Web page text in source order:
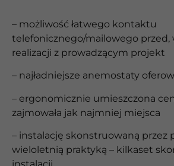
– możliwość łatwego kontaktu
telefonicznego/mailowego przed,
realizacji z prowadzącym projekt
– najładniejsze anemostaty
– ergonomicznie umieszczona
zajmowała jak najmniej miejsca
– instalację skonstruowaną przez
wieloletnią praktyką – kilkaset